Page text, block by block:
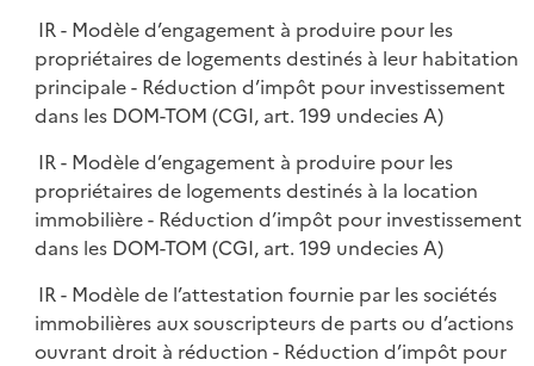
IR - Modèle d’engagement à produire pour les
propriétaires de logements destinés à leur habitation
principale - Réduction d’impôt pour investissement
dans les DOM-TOM (CGI, art. 199 undecies A)
IR - Modèle d’engagement à produire pour les
propriétaires de logements destinés à la location
immobilière - Réduction d’impôt pour investissement
dans les DOM-TOM (CGI, art. 199 undecies A)
IR - Modèle de l’attestation fournie par les sociétés
immobilières aux souscripteurs de parts ou d’actions
ouvrant droit à réduction - Réduction d’impôt pour